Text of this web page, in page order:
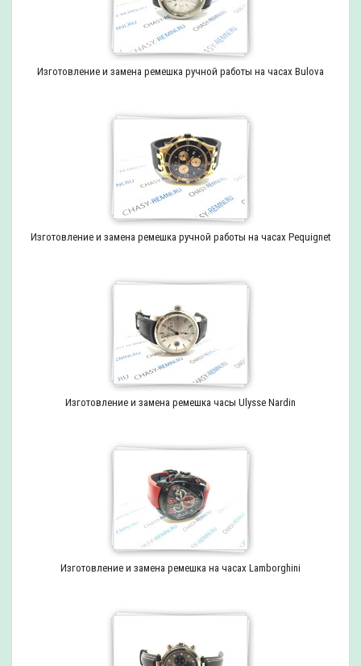
Изготовление и замена ремешка ручной работы на часах Bulova
Изготовление и замена ремешка ручной работы на часах Pequignet
Изготовление и замена ремешка часы Ulysse Nardin
Изготовление и замена ремешка на часах Lamborghini